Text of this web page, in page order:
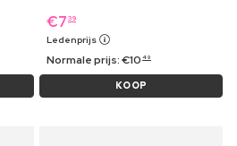
€7 39
Ledenprijs
Normale prijs:€10 49
KOOP